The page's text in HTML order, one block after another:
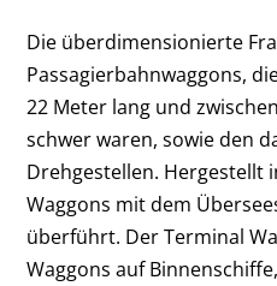
Die überdimensionierte
Passagierbahnwaggons,
22 Meter lang und
schwer waren, sowie den
Drehgestellen. Hergestellt
Waggons mit dem
überführt. Der Terminal
Waggons auf